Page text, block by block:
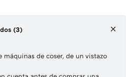
(3)
máquinas de coser, de un vistazo